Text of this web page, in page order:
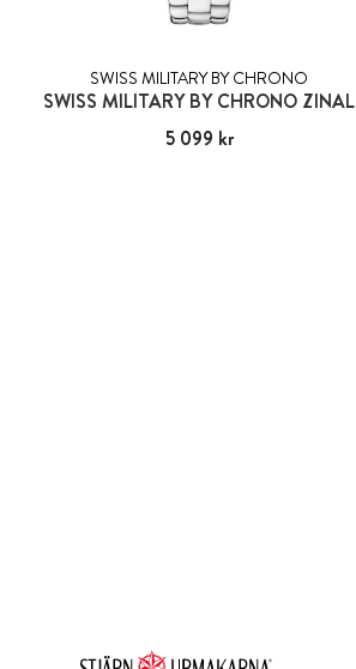
SWISS MILITARY BY CHRONO
SWISS MILITARY BY CHRONO ZINAL
Pris :5 099 kr
5 099 kr